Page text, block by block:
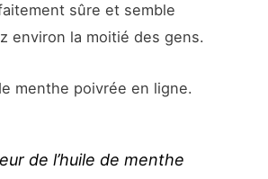
sûre et semble
environ la moitié des gens.
menthe poivrée en ligne.
de l’huile de menthe